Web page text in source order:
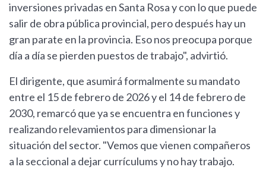
inversiones privadas en Santa Rosa y con lo que puede
salir de obra pública provincial, pero después hay un
gran parate en la provincia. Eso nos preocupa porque
día a día se pierden puestos de trabajo", advirtió.
El dirigente, que asumirá formalmente su mandato
entre el 15 de febrero de 2026 y el 14 de febrero de
2030, remarcó que ya se encuentra en funciones y
realizando relevamientos para dimensionar la
situación del sector. "Vemos que vienen compañeros
a la seccional a dejar currículums y no hay trabajo.